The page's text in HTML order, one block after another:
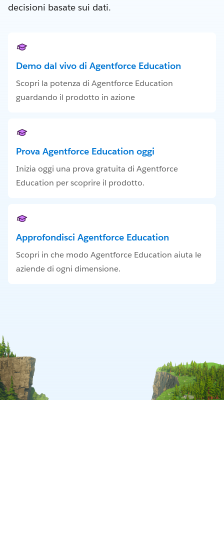
decisioni basate sui dati.
Demo dal vivo di Agentforce Education
Scopri la potenza di Agentforce Education
guardando il prodotto in azione
Prova Agentforce Education oggi
Inizia oggi una prova gratuita di Agentforce
Education per scoprire il prodotto.
Approfondisci Agentforce Education
Scopri in che modo Agentforce Education aiuta le
aziende di ogni dimensione.